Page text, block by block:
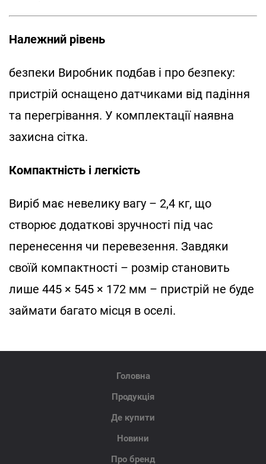
Належний рівень
безпеки Виробник подбав і про безпеку:
пристрій оснащено датчиками від падіння
та перегрівання. У комплектації наявна
захисна сітка.
Компактність і легкість
Виріб має невелику вагу – 2,4 кг, що
створює додаткові зручності під час
перенесення чи перевезення. Завдяки
своїй компактності – розмір становить
лише 445 × 545 × 172 мм – пристрій не буде
займати багато місця в оселі.
Головна
Продукція
Де купити
Новини
Про бренд